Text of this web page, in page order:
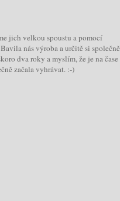
jich velkou spoustu a pomocí
nás výroba a určitě si společně
dva roky a myslím, že je na čase
začala vyhrávat. :-)